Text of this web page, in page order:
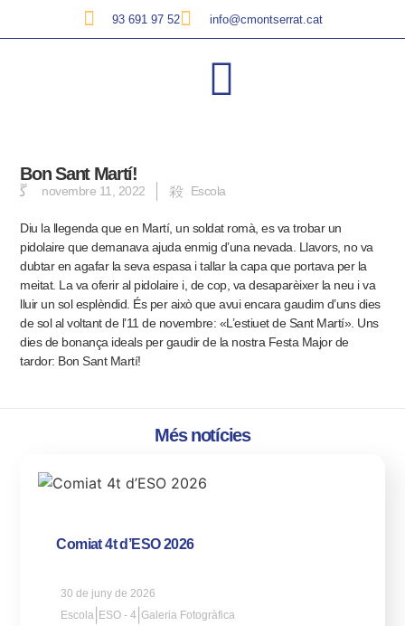
93 691 97 52 info@cmontserrat.cat
Bon Sant Martí!
novembre 11, 2022 Escola
Diu la llegenda que en Martí, un soldat romà, es va trobar un
pidolaire que demanava ajuda enmig d’una nevada. Llavors, no va
dubtar en agafar la seva espasa i tallar la capa que portava per la
meitat. La va oferir al pidolaire i, de cop, va desaparèixer la neu i va
lluir un sol esplèndid. És per això que avui encara gaudim d’uns dies
de sol al voltant de l’11 de novembre: «L’estiuet de Sant Martí». Uns
dies de bonança ideals per gaudir de la nostra Festa Major de
tardor: Bon Sant Martí!
Més notícies
Comiat 4t d’ESO 2026
30 de juny de 2026
Escola ESO - 4 |Galeria Fotogràfica